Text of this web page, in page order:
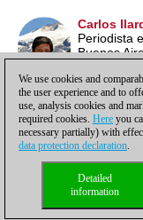
Carlos
Periodista
Buenos
Política de privacidad
We use cookies and
the user experience and to
use, analysis cookies and
required cookies. Here you
necessary partially) with
data protection declaration.
Detailed
information